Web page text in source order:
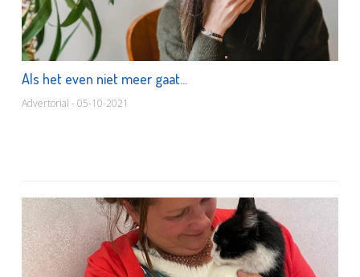
Als het even niet meer gaat...
Advertorial - 05-10-2021